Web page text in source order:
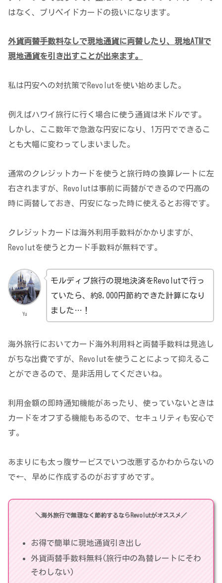
はなく、プリペイドカードの扱いになります。
外貨両替手数料なしで現地通貨に両替したり、現地ATMで
現地通貨を引き出すことが出来ます。
私は円安への対抗策でRevolutを使い始めました。
例えばハワイ旅行に行く場合に使う通貨は米ドルです。
しかし、ここ数年で急激な円安になり、1万円でできるこ
とも大幅に変わってしまいました。
通常のクレジットカードを使うと旅行時の換算レートに左
右されますが、Revolutは事前に両替ができるので円高の
時に両替しておき、円安になった時に使えるとお得です。
クレジットカードは海外利用手数料がかかりますが、
Revolutを使うとカード手数料が無料です。
Yu
モルディブ旅行の現地決済をRevolutで行っ
ていたら、約8,000円節約できた計算になり
ました…！
海外旅行においてカード海外利用料と両替手数料は見逃し
がちな出費ですが、Revolutを使うことによって抑えるこ
とができるので、是非活用してくださいね。
利用金額の即時通知機能があったり、使っていないときは
カードをオフする機能もあるので、セキュリティも安心で
す。
あまりにも太っ腹サービスでいつ改悪するかわからないの
で←、早めに作成するのがおすすめです。
＼海外旅行で無理なく節約するならRevolutがオススメ／
お得で簡単に現地通貨引き出し
外貨両替手数料無料(旅行中の為替レートにそわ
そわしない)